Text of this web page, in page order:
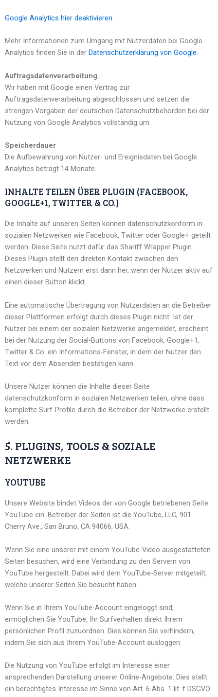
Google Analytics hier deaktivieren
Mehr Informationen zum Umgang mit Nutzerdaten bei Google
Analytics finden Sie in der Datenschutzerklärung von Google.
Auftragsdatenverarbeitung
Wir haben mit Google einen Vertrag zur
Auftragsdatenverarbeitung abgeschlossen und setzen die
strengen Vorgaben der deutschen Datenschutzbehörden bei der
Nutzung von Google Analytics vollständig um.
Speicherdauer
Die Aufbewahrung von Nutzer- und Ereignisdaten bei Google
Analytics beträgt 14 Monate.
INHALTE TEILEN ÜBER PLUGIN (FACEBOOK,
GOOGLE+1, TWITTER & CO.)
Die Inhalte auf unseren Seiten können datenschutzkonform in
sozialen Netzwerken wie Facebook, Twitter oder Google+ geteilt
werden. Diese Seite nutzt dafür das Shariff Wrapper Plugin.
Dieses Plugin stellt den direkten Kontakt zwischen den
Netzwerken und Nutzern erst dann her, wenn der Nutzer aktiv auf
einen dieser Button klickt.
Eine automatische Übertragung von Nutzerdaten an die Betreiber
dieser Plattformen erfolgt durch dieses Plugin nicht. Ist der
Nutzer bei einem der sozialen Netzwerke angemeldet, erscheint
bei der Nutzung der Social-Buttons von Facebook, Google+1,
Twitter & Co. ein Informations-Fenster, in dem der Nutzer den
Text vor dem Absenden bestätigen kann.
Unsere Nutzer können die Inhalte dieser Seite
datenschutzkonform in sozialen Netzwerken teilen, ohne dass
komplette Surf-Profile durch die Betreiber der Netzwerke erstellt
werden.
5. PLUGINS, TOOLS & SOZIALE
NETZWERKE
YOUTUBE
Unsere Website bindet Videos der von Google betriebenen Seite
YouTube ein. Betreiber der Seiten ist die YouTube, LLC, 901
Cherry Ave., San Bruno, CA 94066, USA.
Wenn Sie eine unserer mit einem YouTube-Video ausgestatteten
Seiten besuchen, wird eine Verbindung zu den Servern von
YouTube hergestellt. Dabei wird dem YouTube-Server mitgeteilt,
welche unserer Seiten Sie besucht haben.
Wenn Sie in Ihrem YouTube-Account eingeloggt sind,
ermöglichen Sie YouTube, Ihr Surfverhalten direkt Ihrem
persönlichen Profil zuzuordnen. Dies können Sie verhindern,
indem Sie sich aus Ihrem YouTube-Account ausloggen.
Die Nutzung von YouTube erfolgt im Interesse einer
ansprechenden Darstellung unserer Online-Angebote. Dies stellt
ein berechtigtes Interesse im Sinne von Art. 6 Abs. 1 lit. f DSGVO